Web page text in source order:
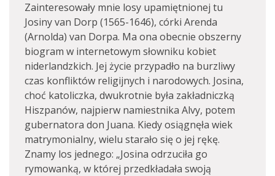
Zainteresowały mnie losy upamiętnionej tu
Josiny van Dorp (1565-1646), córki Arenda
(Arnolda) van Dorpa. Ma ona obecnie obszerny
biogram w internetowym słowniku kobiet
niderlandzkich. Jej życie przypadło na burzliwy
czas konfliktów religijnych i narodowych. Josina,
choć katoliczka, dwukrotnie była zakładniczką
Hiszpanów, najpierw namiestnika Alvy, potem
gubernatora don Juana. Kiedy osiągnęła wiek
matrymonialny, wielu starało się o jej rękę.
Znamy los jednego: „Josina odrzuciła go
rymowanką, w której przedkładała swoją